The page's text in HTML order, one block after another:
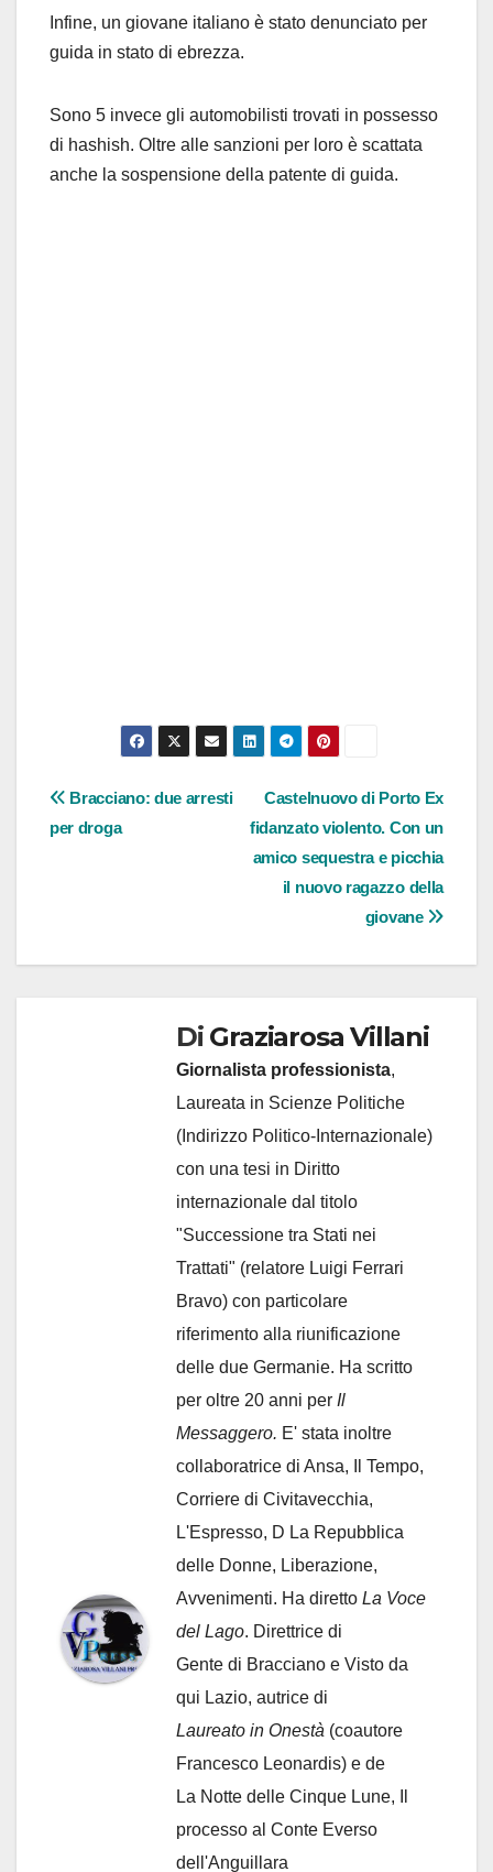
Infine, un giovane italiano è stato denunciato per
guida in stato di ebrezza.
Sono 5 invece gli automobilisti trovati in possesso
di hashish. Oltre alle sanzioni per loro è scattata
anche la sospensione della patente di guida.
Navigazione
articoli
Castelnuovo di Porto Ex
fidanzato violento. Con un
amico sequestra e picchia
il nuovo ragazzo della
giovane
Bracciano: due arresti
per droga
Di Graziarosa Villani
Giornalista professionista,
Laureata in Scienze Politiche
(Indirizzo Politico-Internazionale)
con una tesi in Diritto
internazionale dal titolo
"Successione tra Stati nei
Trattati" (relatore Luigi Ferrari
Bravo) con particolare
riferimento alla riunificazione
delle due Germanie. Ha scritto
per oltre 20 anni per Il
Messaggero. E' stata inoltre
collaboratrice di Ansa, Il Tempo,
Corriere di Civitavecchia,
L'Espresso, D La Repubblica
delle Donne, Liberazione,
Avvenimenti. Ha diretto La Voce
del Lago. Direttrice di
Gente di Bracciano e Visto da
qui Lazio, autrice di
Laureato in Onestà (coautore
Francesco Leonardis) e de
La Notte delle Cinque Lune, Il
processo al Conte Everso
dell'Anguillara